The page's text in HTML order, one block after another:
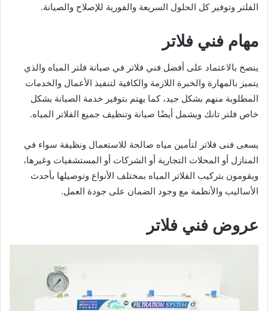
الفلتر وتوفير كل الحلول السريعة والفورية للإصلاح والصيانة.
مهام فني فلاتر
ينصح بالاعتماد على أفضل فني فلاتر في صيانة فلتر المياه والذي
يتميز بالمهارة والخبرة اللازمة والكافية لتنفيذ الأعمال والخدمات
المطلوبة منهم بشكل جيد، كما يهتم بتوفير خدمة الصيانة بشكل
خاص فلتر تانك ويشمل أيضًا صيانة وتنظيف جميع الفلاتر المياه.
يسعى فنى فلاتر لتأمين مياه صالحة للاستعمال ونظيفة سواء في
المنازل أو المحلات التجارية أو الشركات أو المستشفيات وغيرها،
ويقومون بتركيب الفلاتر المياه بمختلف الأنواع وتوصيلها بأحدث
الأساليب والأنظمة مع وجود الضمان على جودة العمل.
عروض فني فلاتر